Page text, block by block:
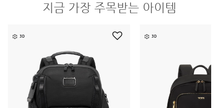
지금 가장 주목받는 아이템
3D 3D